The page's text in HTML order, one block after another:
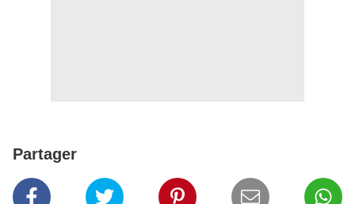
Partager